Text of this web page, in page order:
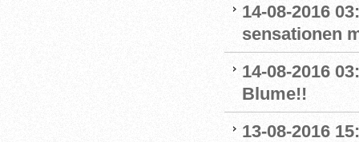
14-08-2016
sensationen
14-08-2016
Blume!!
13-08-2016